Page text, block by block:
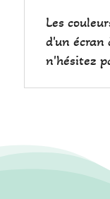
Les
d'un écran
n'hésitez